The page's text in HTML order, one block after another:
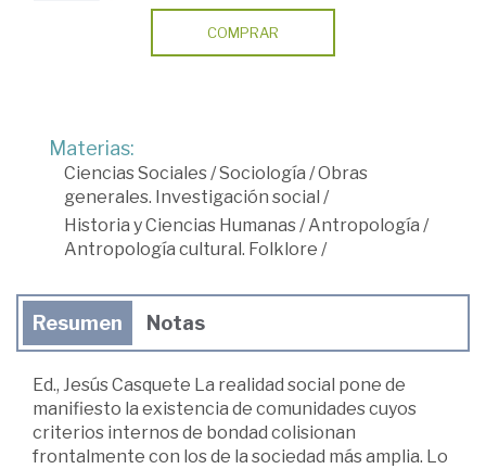
COMPRAR
Materias:
Ciencias Sociales/Sociología /Obras
generales. Investigación social /
Historia y Ciencias Humanas/Antropología /
Antropología cultural. Folklore /
Resumen Notas
Ed., Jesús Casquete La realidad social pone de
manifiesto la existencia de comunidades cuyos
criterios internos de bondad colisionan
frontalmente con los de la sociedad más amplia. Lo